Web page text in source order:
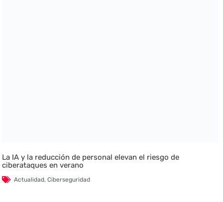
La IA y la reducción de personal elevan el riesgo de
ciberataques en verano
Actualidad,Ciberseguridad